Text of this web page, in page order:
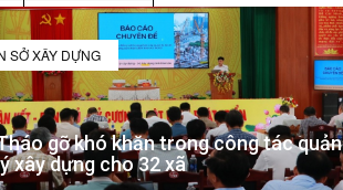
Xe Tải
Xe Tải
Xe Tải
Xe Tải
SỞ XÂY DỰNG
gỡ khó khăn trong công tác quản
xây dựng cho 32 xã